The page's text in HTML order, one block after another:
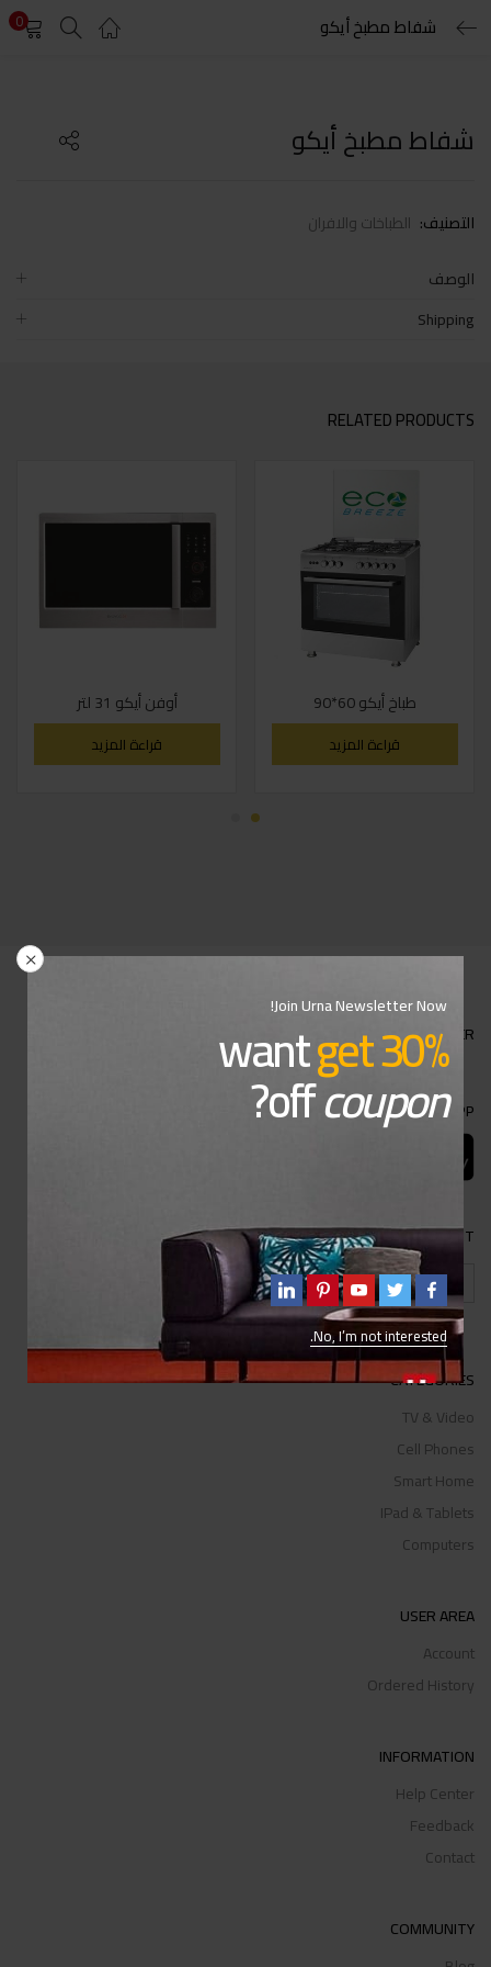
شفاط مطبخ أيكو 0 LOGIN
شفاط مطبخ أيكو
التصنيف: الطباخات والافران
الوصف
Shipping
RELATED PRODUCTS
طباخ أيكو 60*90
قراءة المزيد
أوفن أيكو 31 لتر
قراءة المزيد
Join Urna Newsletter Now!
wantget 30%
offcoupon
?
No, I’m not interested.
SUBSCRIBE OUR NEWSLETTER
DOWNLOAD APP
ACCEPTED PAYMENT
CATEGORIES
TV & Video
Cell Phones
Smart Home
IPad & Tablets
Computers
USER AREA
Account
Ordered History
INFORMATION
Help Center
Feedback
Contact
COMMUNITY